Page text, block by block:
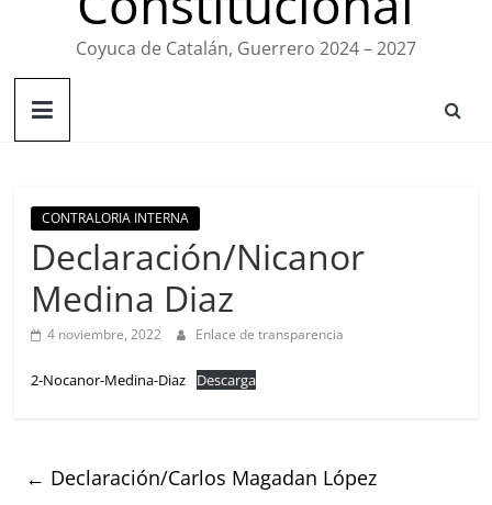
Coyuca de Catalán, Guerrero 2024 – 2027
CONTRALORIA INTERNA
Declaración/Nicanor
Medina Diaz
4 noviembre, 2022 Enlace de transparencia
2-Nocanor-Medina-Diaz Descarga
← Declaración/Carlos Magadan López